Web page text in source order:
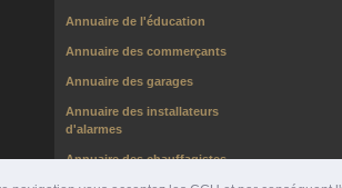
Annuaire de l'éducation
Annuaire des commerçants
Annuaire des garages
Annuaire des installateurs
d'alarmes
Annuaire des chauffagistes